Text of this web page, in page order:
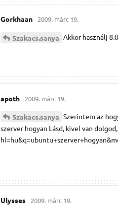
Gorkhaan 2009. márc 19.
Szakacs.​sanya Akkor használj
apoth 2009. márc 19.
Szakacs.​sanya Szerintem az
szerver hogyan Lásd, kivel van
Ulysses 2009. márc 19.